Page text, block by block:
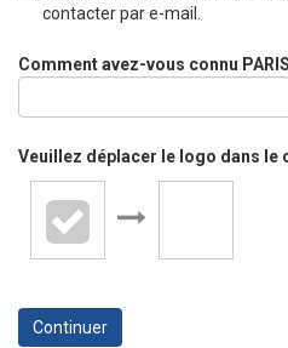
contacter par e-mail.
Comment avez-vous connu
Veuillez déplacer le logo dans le
Continuer